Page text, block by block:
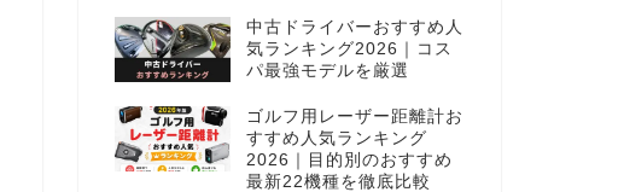
中古ドライバーおすすめ人
気ランキング2026｜コス
パ最強モデルを厳選
ゴルフ用レーザー距離計お
すすめ人気ランキング
2026｜目的別のおすすめ
最新22機種を徹底比較